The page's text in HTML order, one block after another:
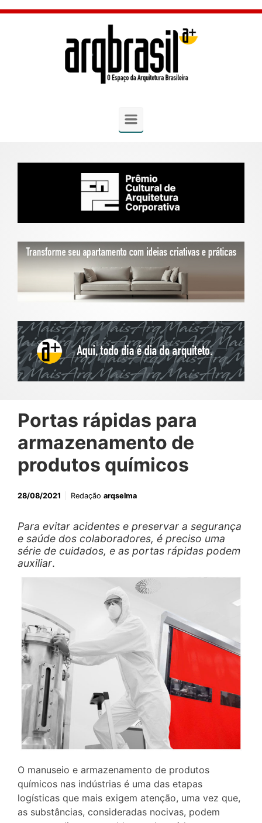
Skip to main content
Portas rápidas para
armazenamento de
produtos químicos
28/08/2021 Redação arqselma
Para evitar acidentes e preservar a segurança
e saúde dos colaboradores, é preciso uma
série de cuidados, e as portas rápidas podem
auxiliar.
O manuseio e armazenamento de produtos
químicos nas indústrias é uma das etapas
logísticas que mais exigem atenção, uma vez que,
as substâncias, consideradas nocivas, podem